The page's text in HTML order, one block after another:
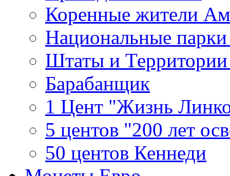
Коренные жители
Национальные
Штаты и
Барабанщик
1 Цент "Жизнь
5 центов "200 лет
50 центов Кеннеди